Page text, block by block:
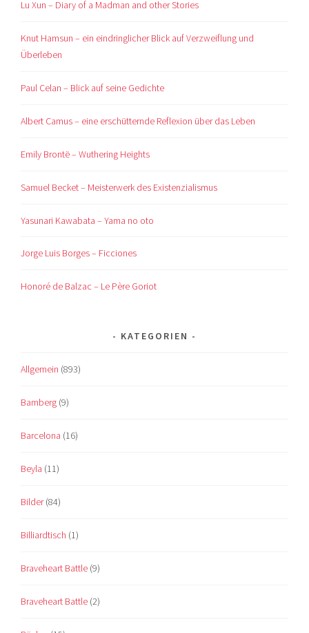
Lu Xun – Diary of a Madman and other Stories
Knut Hamsun – ein eindringlicher Blick auf Verzweiflung und
Überleben
Paul Celan – Blick auf seine Gedichte
Albert Camus – eine erschütternde Reflexion über das Leben
Emily Brontë – Wuthering Heights
Samuel Becket – Meisterwerk des Existenzialismus
Yasunari Kawabata – Yama no oto
Jorge Luis Borges – Ficciones
Honoré de Balzac – Le Père Goriot
KATEGORIEN
Allgemein (893)
Bamberg (9)
Barcelona (16)
Beyla (11)
Bilder(84)
Billiardtisch (1)
Braveheart Battle (9)
Braveheart Battle (2)